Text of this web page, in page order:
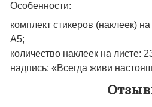
Особенности:
комплект стикеров (наклеек)
А5;
количество наклеек на листе:
надпись: «Всегда живи